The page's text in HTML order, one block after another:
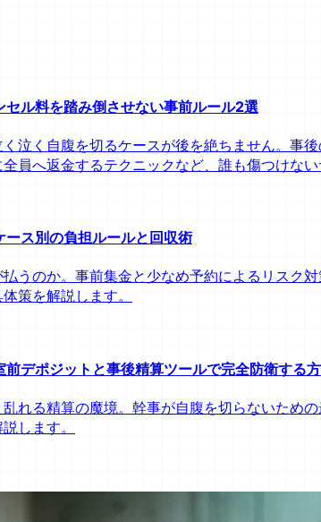
ル料を踏み倒させない事前ルール2選
泣く自腹を切るケースが後を絶ちません。事
員へ返金するテクニックなど、誰も傷つけない
ース別の負担ルールと回収術
うのか。事前集金と少なめ予約によるリスク
策を解説します。
デポジットと事後精算ツールで完全防衛する
れる精算の魔境。幹事が自腹を切らないため
します。